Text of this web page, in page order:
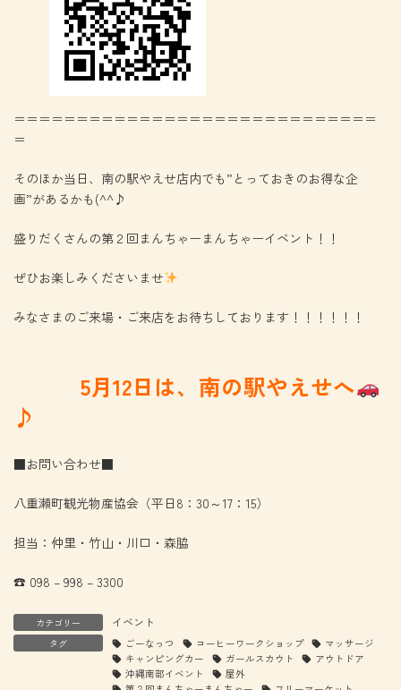
＝＝＝＝＝＝＝＝＝＝＝＝＝＝＝＝＝＝＝＝＝＝＝＝＝＝＝＝＝
＝
そのほか当日、南の駅やえせ店内でも”とっておきのお得な企
画”があるかも(^^♪
盛りだくさんの第２回まんちゃーまんちゃーイベント！！
ぜひお楽しみくださいませ
みなさまのご来場・ご来店をお待ちしております！！！！！！
5月12日は、南の駅やえせへ
♪
■お問い合わせ■
八重瀬町観光物産協会（平日8：30～17：15）
担当：仲里・竹山・川口・森脇
☎ 098 – 998 – 3300
カテゴリー イベント
タグ ごーなっつ コーヒーワークショップ
マッサージ
キャンピングカー
ガールスカウト
アウトドア
沖縄南部イベント
屋外